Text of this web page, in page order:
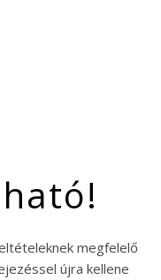
megfelelő
újra kellene